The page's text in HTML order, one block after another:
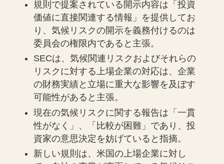
規則で提案されている開示内容は「投資
価値に直接関連する情報」を提供してお
り、気候リスクの開示を義務付けるのは
委員会の権限内であると主張。
SECは、気候関連リスクおよびそれらの
リスクに対する上場企業の対応は、企業
の財務実績と立場に重大な影響を及ぼす
可能性があると主張。
現在の気候リスクに関する報告は「一貫
性がなく」、「比較が困難」であり、投
資家の意思決定を妨げていると指摘。
新しい規則は、米国の上場企業に対し